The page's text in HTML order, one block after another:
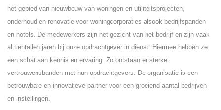
het gebied van nieuwbouw van woningen en utiliteitsprojecten,
onderhoud en renovatie voor woningcorporaties alsook bedrijfspanden
en hotels. De medewerkers zijn het gezicht van het bedrijf en zijn vaak
al tientallen jaren bij onze opdrachtgever in dienst. Hiermee hebben ze
een schat aan kennis en ervaring. Zo ontstaan er sterke
vertrouwensbanden met hun opdrachtgevers. De organisatie is een
betrouwbare en innovatieve partner voor een groeiend aantal bedrijven
en instellingen.